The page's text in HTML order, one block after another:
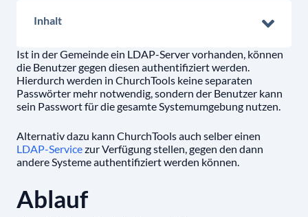
Inhalt
Ist in der Gemeinde ein LDAP-Server vorhanden, können
die Benutzer gegen diesen authentifiziert werden.
Hierdurch werden in ChurchTools keine separaten
Passwörter mehr notwendig, sondern der Benutzer kann
sein Passwort für die gesamte Systemumgebung nutzen.
Alternativ dazu kann ChurchTools auch selber einen
LDAP-Servicezur Verfügung stellen, gegen den dann
andere Systeme authentifiziert werden können.
Ablauf